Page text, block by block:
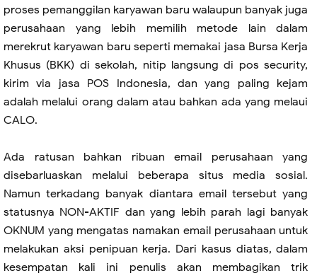
proses pemanggilan karyawan baru walaupun banyak juga
perusahaan yang lebih memilih metode lain dalam
merekrut karyawan baru seperti memakai jasa Bursa Kerja
Khusus (BKK) di sekolah, nitip langsung di pos security,
kirim via jasa POS Indonesia, dan yang paling kejam
adalah melalui orang dalam atau bahkan ada yang melaui
CALO.
Ada ratusan bahkan ribuan email perusahaan yang
disebarluaskan melalui beberapa situs media sosial.
Namun terkadang banyak diantara email tersebut yang
statusnya NON-AKTIF dan yang lebih parah lagi banyak
OKNUM yang mengatas namakan email perusahaan untuk
melakukan aksi penipuan kerja. Dari kasus diatas, dalam
kesempatan kali ini penulis akan membagikan trik